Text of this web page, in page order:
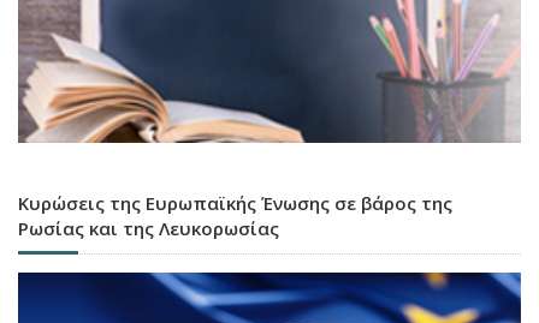
Κυρώσεις της Ευρωπαϊκής Ένωσης σε βάρος της
Ρωσίας και της Λευκορωσίας